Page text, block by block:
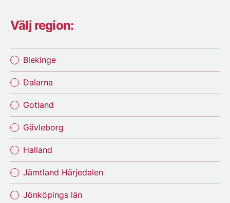
Välj region:
Blekinge
Dalarna
Gotland
Gävleborg
Halland
Jämtland Härjedalen
Jönköpings län